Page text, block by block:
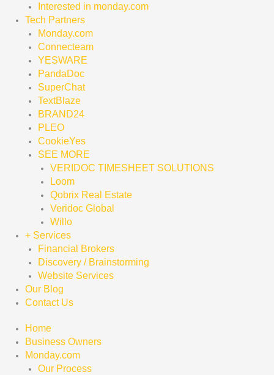
Interested in monday.com
Tech Partners
Monday.com
Connecteam
YESWARE
PandaDoc
SuperChat
TextBlaze
BRAND24
PLEO
CookieYes
SEE MORE
VERIDOC TIMESHEET SOLUTIONS
Loom
Qobrix Real Estate
Veridoc Global
Willo
+ Services
Financial Brokers
Discovery / Brainstorming
Website Services
Our Blog
Contact Us
Home
Business Owners
Monday.com
Our Process